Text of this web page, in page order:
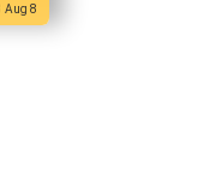
Aug 8